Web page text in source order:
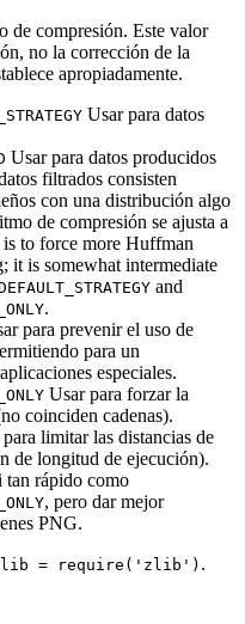
de compresión. Este valor
no la corrección de la
apropiadamente.
Usar para datos
Usar para datos producidos
filtrados consisten
con una distribución algo
de compresión se ajusta a
to force more Huffman
it is somewhat intermediate
and
.
para prevenir el uso de
para un
especiales.
Usar para forzar la
coinciden cadenas).
limitar las distancias de
de longitud de ejecución).
tan rápido como
, pero dar mejor
PNG.
= require('zlib') .